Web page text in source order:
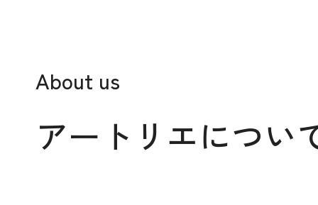
About us
アートリエについ